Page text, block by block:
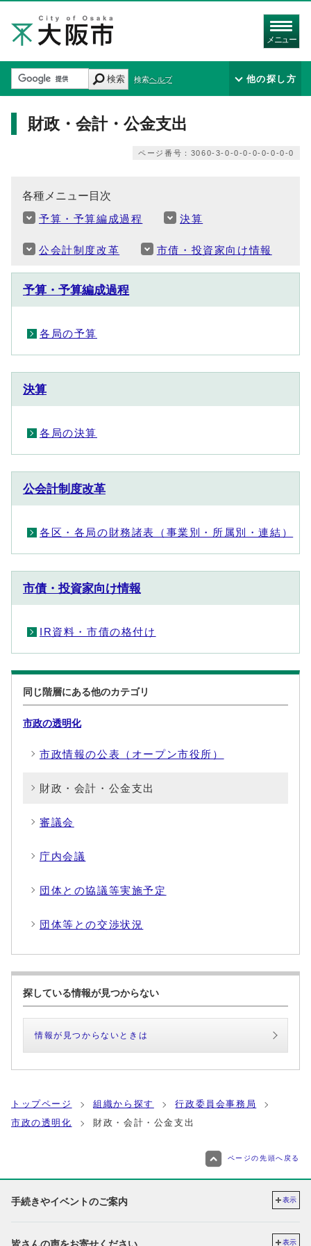
メニュー
検索 検索ヘルプ 他の探し方
財政・会計・公金支出
ページ番号：3060-3-0-0-0-0-0-0-0-0
各種メニュー目次
予算・予算編成過程 決算
公会計制度改革 市債・投資家向け情報
予算・予算編成過程
各局の予算
決算
各局の決算
公会計制度改革
各区・各局の財務諸表（事業別・所属別・連結）
市債・投資家向け情報
IR資料・市債の格付け
同じ階層にある他のカテゴリ
市政の透明化
市政情報の公表（オープン市役所）
財政・会計・公金支出
審議会
庁内会議
団体との協議等実施予定
団体等との交渉状況
探している情報が見つからない
情報が見つからないときは
トップページ 組織から探す
行政委員会事務局
市政の透明化
財政・会計・公金支出
ページの先頭へ戻る
手続きやイベントのご案内 表示
表示